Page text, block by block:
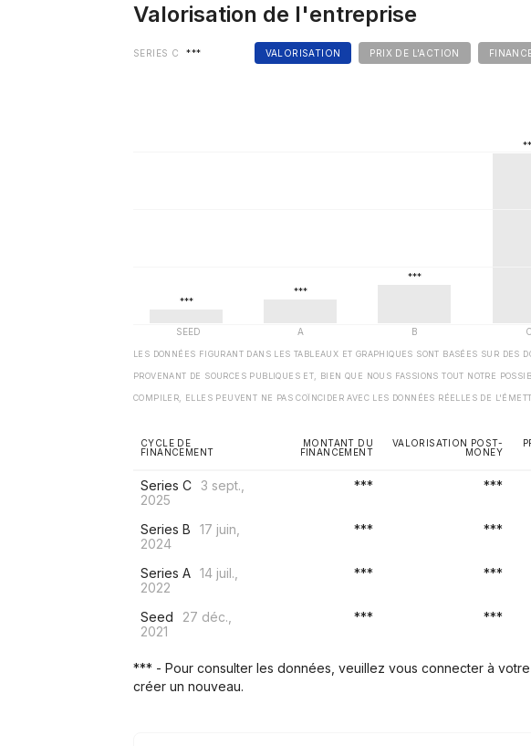
Valorisation de l'entreprise
VALORISATION PRIX DE L'ACTION
SERIES C ***
LES DONNÉES FIGURANT DANS LES TABLEAUX ET GRAPHIQUES SONT BASÉES SUR DES
PROVENANT DE SOURCES PUBLIQUES ET, BIEN QUE NOUS FASSIONS TOUT NOTRE
COMPILER, ELLES PEUVENT NE PAS COÏNCIDER AVEC LES DONNÉES RÉELLES DE
CYCLE DE
FINANCEMENT
MONTANT DU
FINANCEMENT
VALORISATION POST-
MONEY
Series C 3 sept.,
2025
*** ***
Series B
17 juin,
2024
*** ***
Series A 14 juil.,
2022
*** ***
Seed
27 déc.,
2021
*** ***
*** - Pour consulter les données, veuillez vous connecter à
créer un nouveau.